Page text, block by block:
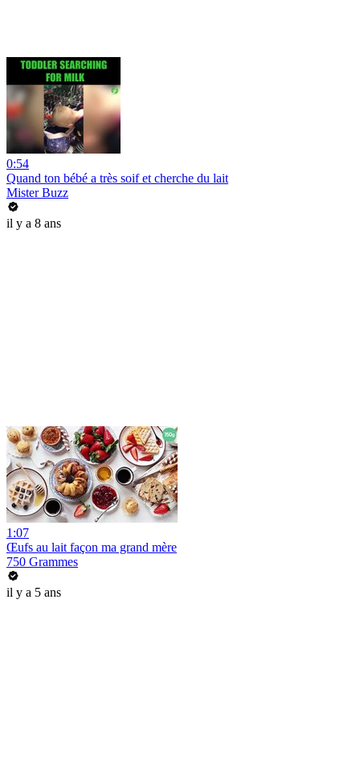
0:54
Quand ton bébé a très soif et cherche du lait
Mister Buzz
il y a 8 ans
1:07
Œufs au lait façon ma grand mère
750 Grammes
il y a 5 ans